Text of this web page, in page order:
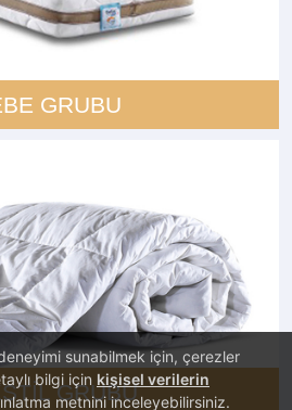
sunabilmek için, çerezler
bilgi için kişisel verilerin
metnini inceleyebilirsiniz.
GRUBU
GRUBU